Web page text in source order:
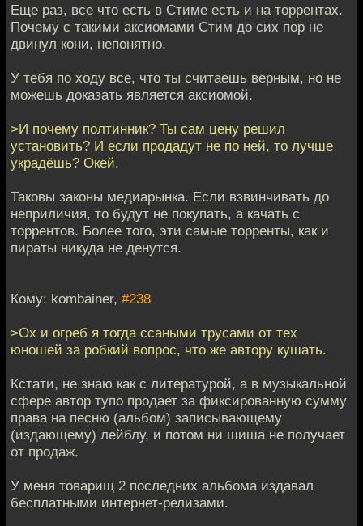
Еще раз, все что есть в Стиме есть и на торрентах.
Почему с такими аксиомами Стим до сих пор не
двинул кони, непонятно.
У тебя по ходу все, что ты считаешь верным, но не
можешь доказать является аксиомой.
>И почему полтинник? Ты сам цену решил
установить? И если продадут не по ней, то лучше
украдёшь? Окей.
Таковы законы медиарынка. Если взвинчивать до
неприличия, то будут не покупать, а качать с
торрентов. Более того, эти самые торренты, как и
пираты никуда не денутся.
Кому: kombainer, #238
>Ох и огреб я тогда ссаными трусами от тех
юношей за робкий вопрос, что же автору кушать.
Кстати, не знаю как с литературой, а в музыкальной
сфере автор тупо продает за фиксированную сумму
права на песню (альбом) записывающему
(издающему) лейблу, и потом ни шиша не получает
от продаж.
У меня товарищ 2 последних альбома издавал
бесплатными интернет-релизами.